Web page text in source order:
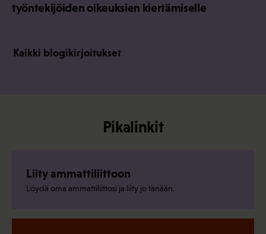
työntekijöiden oikeuksien kiertämiselle
Kaikki blogikirjoitukset
Pikalinkit
Liity ammattiliittoon
Löydä oma ammattiliittosi ja liity jo tänään.